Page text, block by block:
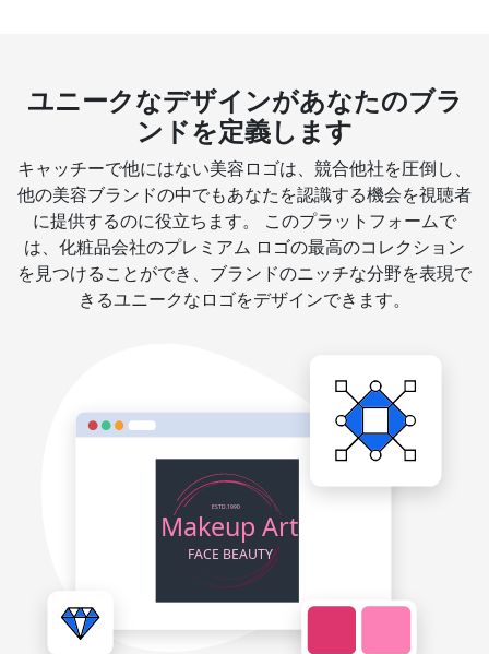
ユニークなデザインがあなたのブラ
ンドを定義します
キャッチーで他にはない美容ロゴは、競合他社を圧倒し、
他の美容ブランドの中でもあなたを認識する機会を視聴者
に提供するのに役立ちます。 このプラットフォームで
は、化粧品会社のプレミアム ロゴの最高のコレクション
を見つけることができ、ブランドのニッチな分野を表現で
きるユニークなロゴをデザインできます。